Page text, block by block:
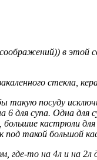
в
стекла,
такую посуду
для супа. Одна
кастрюли
под такой большой
где-то на 4л и на 2л